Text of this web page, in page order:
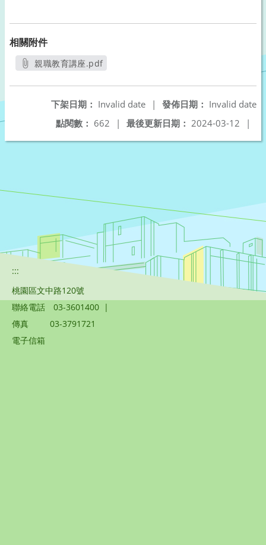
相關附件
親職教育講座.pdf
發佈日期： Invalid date
下架日期： Invalid date
|
最後更新日期： 2024-03-12 |
點閱數： 662 |
:::
桃園區文中路120號
聯絡電話
03-3601400 |
傳真
03-3791721
電子信箱